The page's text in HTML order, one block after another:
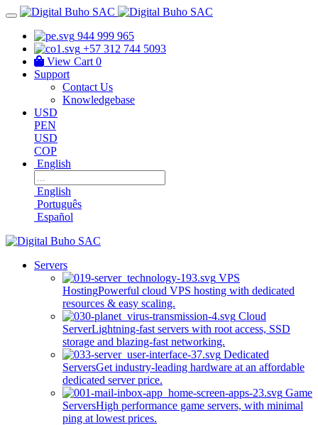
944 999 965
+57 312 744 5093
View Cart 0
Support
Contact Us
Knowledgebase
USD
PEN
USD
COP
English
English
Português
Español
Servers
VPS
HostingPowerful cloud VPS hosting with dedicated
resources & easy scaling.
Cloud
ServerLightning-fast servers with root access, SSD
storage and blazing-fast networking.
Dedicated
ServersGet industry-leading hardware at an affordable
dedicated server price.
Game
ServersHigh performance game servers, with minimal
ping at lowest prices.